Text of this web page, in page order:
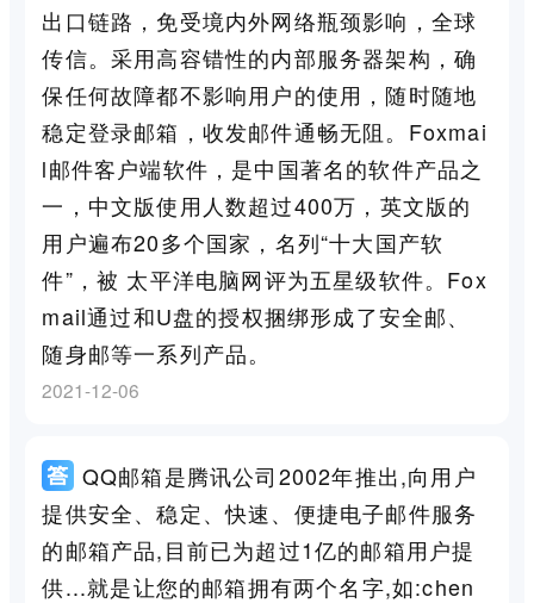
出口链路，免受境内外网络瓶颈影响，全球
传信。采用高容错性的内部服务器架构，确
保任何故障都不影响用户的使用，随时随地
稳定登录邮箱，收发邮件通畅无阻。Foxmai
l邮件客户端软件，是中国著名的软件产品之
一，中文版使用人数超过400万，英文版的
用户遍布20多个国家，名列“十大国产软
件”，被 太平洋电脑网评为五星级软件。Fox
mail通过和U盘的授权捆绑形成了安全邮、
随身邮等一系列产品。
2021-12-06
QQ邮箱是腾讯公司2002年推出,向用户
提供安全、稳定、快速、便捷电子邮件服务
的邮箱产品,目前已为超过1亿的邮箱用户提
供...就是让您的邮箱拥有两个名字,如:chen